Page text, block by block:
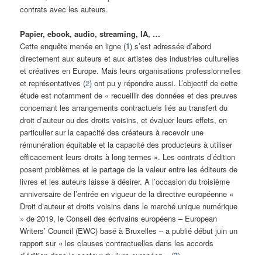
contrats avec les auteurs.
Papier, ebook, audio, streaming, IA, …
Cette enquête menée en ligne (1) s’est adressée d’abord
directement aux auteurs et aux artistes des industries culturelles
et créatives en Europe. Mais leurs organisations professionnelles
et représentatives (2) ont pu y répondre aussi. L’objectif de cette
étude est notamment de « recueillir des données et des preuves
concernant les arrangements contractuels liés au transfert du
droit d’auteur ou des droits voisins, et évaluer leurs effets, en
particulier sur la capacité des créateurs à recevoir une
rémunération équitable et la capacité des producteurs à utiliser
efficacement leurs droits à long termes ». Les contrats d’édition
posent problèmes et le partage de la valeur entre les éditeurs de
livres et les auteurs laisse à désirer. A l’occasion du troisième
anniversaire de l’entrée en vigueur de la directive européenne «
Droit d’auteur et droits voisins dans le marché unique numérique
» de 2019, le Conseil des écrivains européens – European
Writers’ Council (EWC) basé à Bruxelles – a publié début juin un
rapport sur « les clauses contractuelles dans les accords